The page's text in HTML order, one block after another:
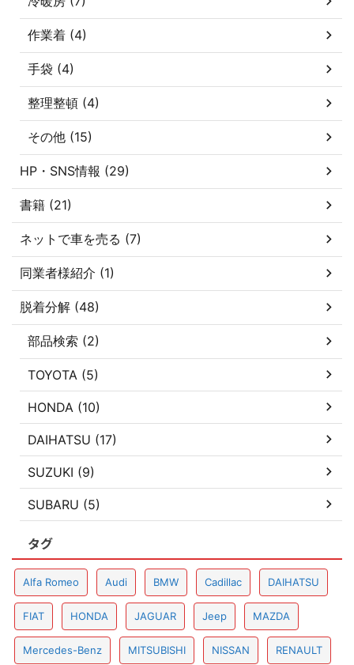
作業着 (4)
手袋 (4)
整理整頓 (4)
その他 (15)
HP・SNS情報 (29)
書籍 (21)
ネットで車を売る (7)
同業者様紹介 (1)
脱着分解 (48)
部品検索 (2)
TOYOTA (5)
HONDA (10)
DAIHATSU (17)
SUZUKI (9)
SUBARU (5)
タグ
Alfa Romeo Audi BMW Cadillac DAIHATSU
FIAT HONDA JAGUAR Jeep MAZDA
Mercedes-Benz MITSUBISHI NISSAN RENAULT